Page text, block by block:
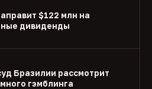
$122 млн на
дивиденды
Бразилии рассмотрит
гэмблинга